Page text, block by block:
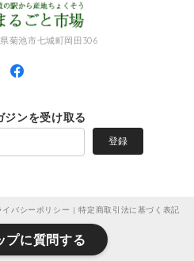
菊池市七城町岡田306
ジンを受け取る
登録
イバシーポリシー |特定商取引法に基づく表記
プに質問する